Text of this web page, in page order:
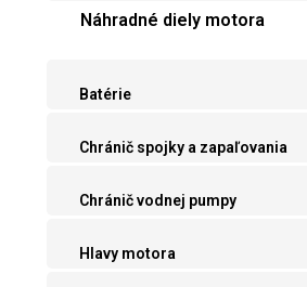
Náhradné diely motora
Batérie
Chránič spojky a zapaľovania
Chránič vodnej pumpy
Hlavy motora